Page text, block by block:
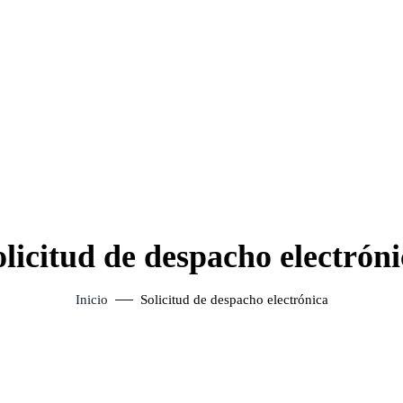
de despacho
Inicio Solicitud de despacho electrónica